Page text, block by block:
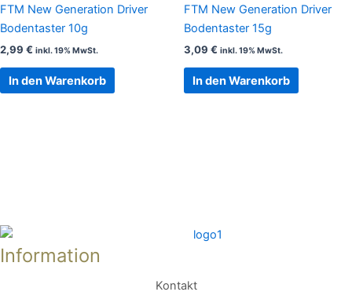
FTM New Generation Driver
Bodentaster 10g
2,99 € inkl. 19% MwSt.
In den Warenkorb
FTM New Generation Driver
Bodentaster 15g
3,09 € inkl. 19% MwSt.
In den Warenkorb
Information
Kontakt